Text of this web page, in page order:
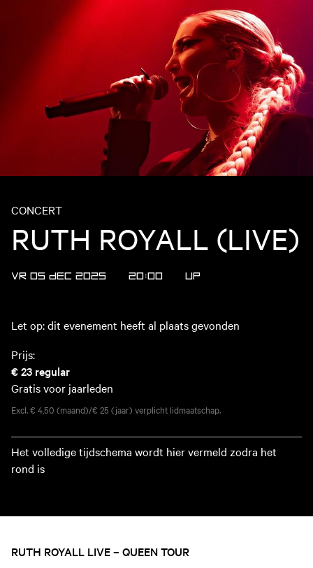
CONCERT
RUTH ROYALL (LIVE)
VR 05 DEC 2025 20:00 UP
Let op: dit evenement heeft al plaats gevonden
Prijs:
€ 23 regular
Gratis voor jaarleden
Excl. € 4,50 (maand)/€ 25 (jaar) verplicht lidmaatschap.
Het volledige tijdschema wordt hier vermeld zodra het
rond is
RUTH ROYALL LIVE – QUEEN TOUR